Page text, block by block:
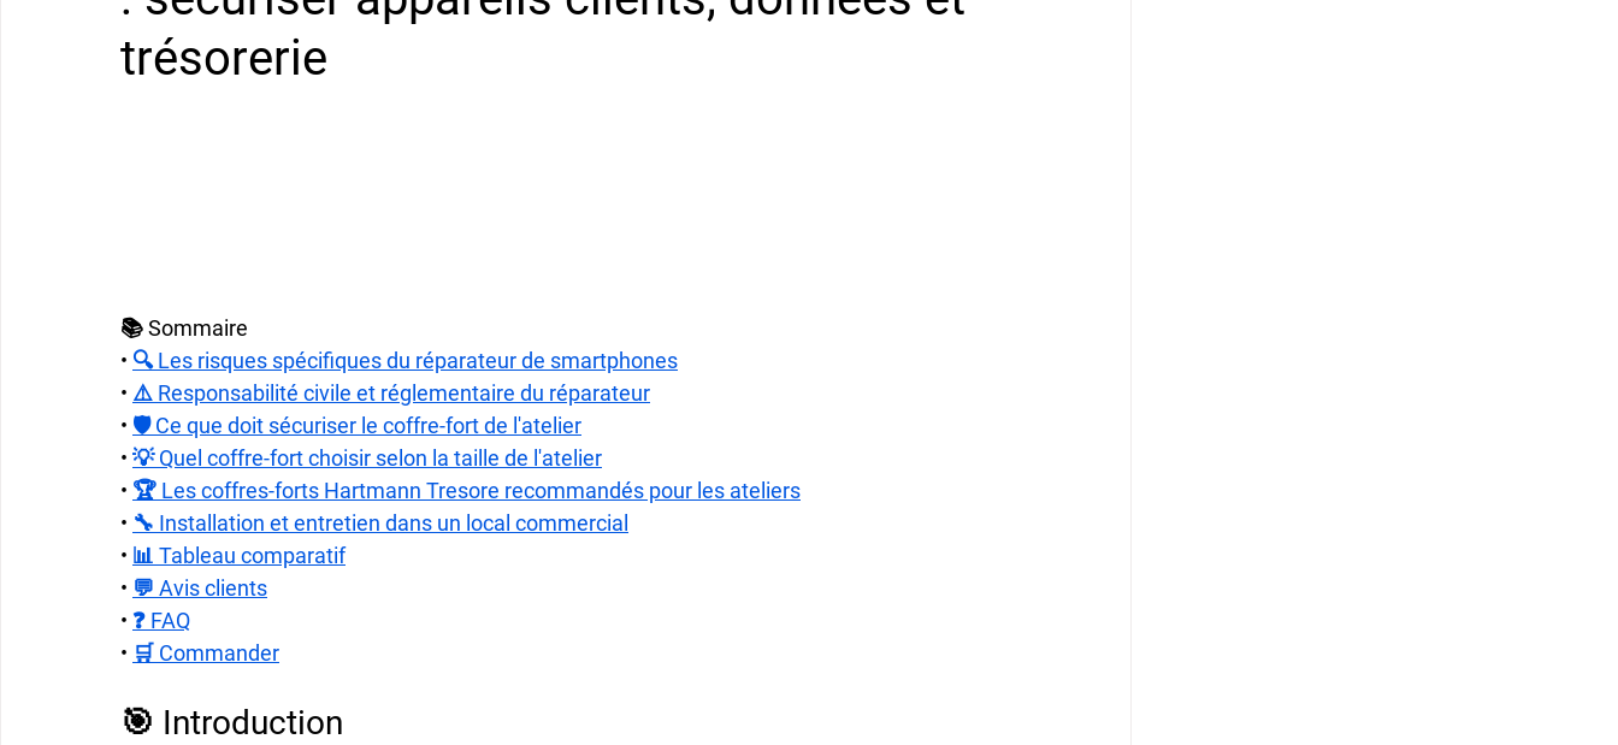
trésorerie
📚 Sommaire
• 🔍 Les risques spécifiques du réparateur de smartphones
• ⚠️ Responsabilité civile et réglementaire du réparateur
• 🛡️ Ce que doit sécuriser le coffre-fort de l'atelier
• 💡 Quel coffre-fort choisir selon la taille de l'atelier
• 🏆 Les coffres-forts Hartmann Tresore recommandés pour les ateliers
• 🔧 Installation et entretien dans un local commercial
• 📊 Tableau comparatif
• 💬 Avis clients
• ❓ FAQ
• 🛒 Commander
🎯 Introduction